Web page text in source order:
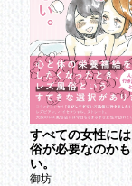
すべての女性に
俗が必要なのか
い。
御坊